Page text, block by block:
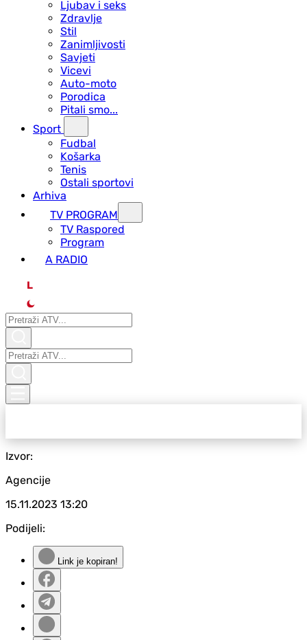
Ljubav i seks
Zdravlje
Stil
Zanimljivosti
Savjeti
Vicevi
Auto-moto
Porodica
Pitali smo...
Sport
Fudbal
Košarka
Tenis
Ostali sportovi
Arhiva
TV PROGRAM
ТV Raspored
Program
A RADIO
L
Izvor:
Agencije
15.11.2023 13:20
Podijeli:
Link je kopiran!